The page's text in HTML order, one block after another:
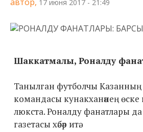
17 июня 2017 - 21:49
Шаккатмалы, Роналду
Танылган футболчы Казанның
командасы кунакханәнең өске
люкста. Роналду фанатлары
газетасы хәбәр итә.